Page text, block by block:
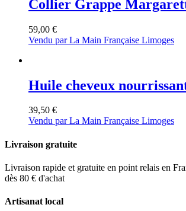
Collier Grappe
59,00 €
Vendu par La Main Française Limoges
Huile cheveux
39,50 €
Vendu par La Main Française Limoges
Livraison gratuite
Livraison rapide et gratuite en point relais en
dès 80 € d'achat
Artisanat local